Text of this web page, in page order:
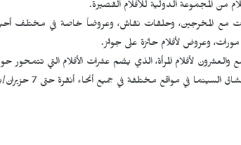
من المجموعة الدولية للأفلام القصيرة.
المخرجين، وحلقات نقاش، وعروضاً خاصة في مختلف أحياء
وعروض لأفلام حائزة على جوائز.
والعشرون لأفلام المرأة، الذي يضم عشرات الأفلام التي
في مواقع مختلفة في جميع أنحاء أنقرة حتى 7 حزيران/يونيو.